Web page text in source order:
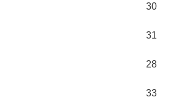
30
31
28
33